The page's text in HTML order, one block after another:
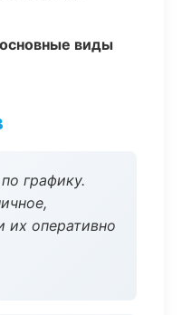
виды
графику.
их оперативно